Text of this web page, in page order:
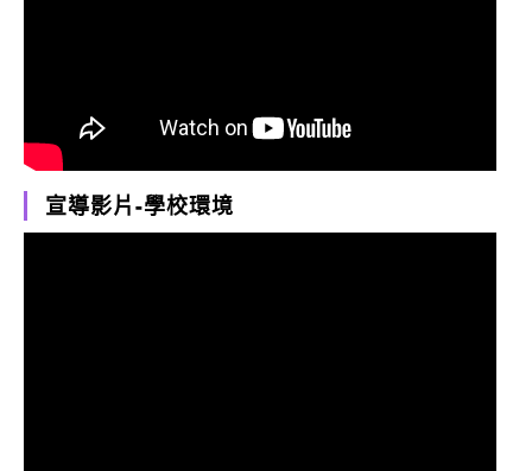
宣導影片-學校環境